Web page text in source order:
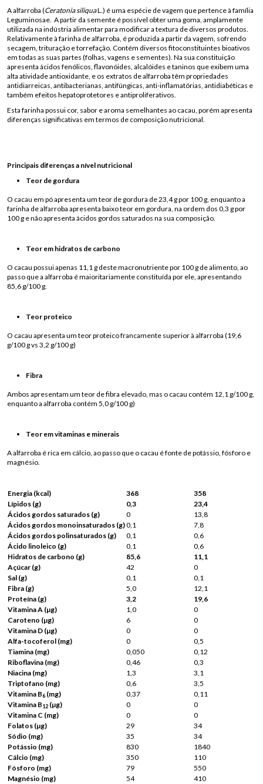
A alfarroba (Ceratonia siliquaL.) é uma espécie de vagem que pertence à família
Leguminosae. A partir da semente é possível obter uma goma, amplamente
utilizada na indústria alimentar para modificar a textura de diversos produtos.
Relativamente à farinha de alfarroba, é produzida a partir da vagem, sofrendo
secagem, trituração e torrefação. Contém diversos fitoconstituintes bioativos
em todas as suas partes (folhas, vagens e sementes). Na sua constituição
apresenta ácidos fenólicos, flavonóides, alcalóides e taninos que exibem uma
alta atividade antioxidante, e os extratos de alfarroba têm propriedades
antidiarreicas, antibacterianas, antifúngicas, anti-inflamatórias, antidiabéticas e
também efeitos hepatoprotetores e antiproliferativos.
Esta farinha possui cor, sabor e aroma semelhantes ao cacau, porém apresenta
diferenças significativas em termos de composição nutricional.
Principais diferenças a nível nutricional
Teor de gordura
O cacau em pó apresenta um teor de gordura de 23,4 g por 100 g, enquanto a
farinha de alfarroba apresenta baixo teor em gordura, na ordem dos 0,3 g por
100 g e não apresenta ácidos gordos saturados na sua composição.
Teor em hidratos de carbono
O cacau possui apenas 11,1 g deste macronutriente por 100 g de alimento, ao
passo que a alfarroba é maioritariamente constituída por ele, apresentando
85,6 g/100 g.
Teor proteico
O cacau apresenta um teor proteico francamente superior à alfarroba (19,6
g/100 g vs 3,2 g/100 g)
Fibra
Ambos apresentam um teor de fibra elevado, mas o cacau contém 12,1 g/100 g,
enquanto a alfarroba contém 5,0 g/100 g)
Teor em vitaminas e minerais
A alfarroba é rica em cálcio, ao passo que o cacau é fonte de potássio, fósforo e
magnésio.
Energia (kcal) 368
358
Lípidos (g)
0,3
23,4
Ácidos gordos saturados (g)
0
13,8
Ácidos gordos monoinsaturados (g)0,1
7,8
Ácidos gordos polinsaturados (g)
0,1
0,6
Ácido linoleico (g)
0,1
0,6
Hidratos de carbono (g)
85,6
11,1
Açúcar (g)
42
0
Sal (g)
0,1
0,1
Fibra (g)
5,0
12,1
Proteína (g)
3,2
19,6
Vitamina A (µg) 1,0
0
Caroteno (µg) 6
0
Vitamina D (µg) 0
0
Alfa-tocoferol (mg)
0
0,5
Tiamina (mg)
0,050
0,12
Riboflavina (mg)
0,46
0,3
Niacina (mg)
1,3
3,1
Triptofano (mg)
0,6
3,5
Vitamina B6 (mg) 0,37
0,11
Vitamina B12 (µg) 0
0
Vitamina C (mg)
0
0
Folatos (µg) 29
34
Sódio (mg)
35
34
Potássio (mg)
830
1840
Cálcio (mg)
350
110
Fósforo (mg)
79
550
Magnésio (mg)
54
410